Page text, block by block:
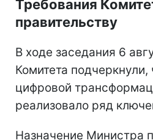
Требования
правительству
В ходе заседания 6
Комитета
цифровой
реализовало ряд
Назначение Министра